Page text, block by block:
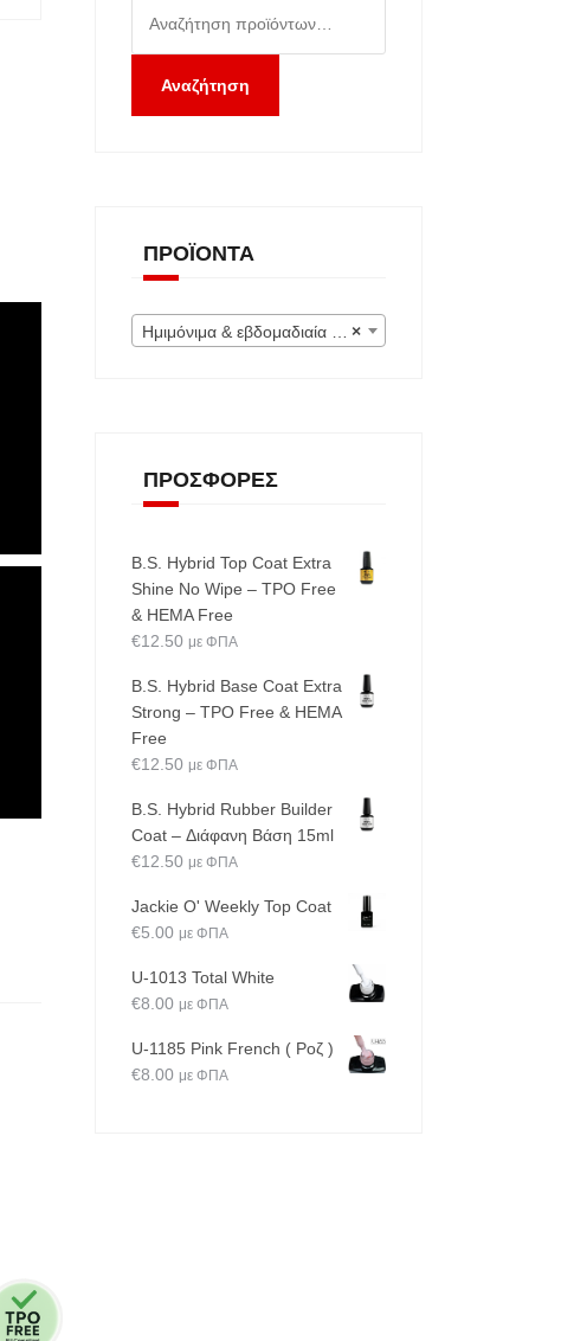
για:
Αναζήτηση
ΠΡΟΪΌΝΤΑ
×
Ημιμόνιμα & εβδομαδιαία (Εκτός) (0)
ΠΡΟΣΦΟΡΈΣ
B.S. Hybrid Top Coat Extra
Shine No Wipe – TPO Free
& HEMA Free
€12.50 με ΦΠΑ
B.S. Hybrid Base Coat Extra
Strong – TPO Free & HEMA
Free
€12.50 με ΦΠΑ
B.S. Hybrid Rubber Builder
Coat – Διάφανη Βάση 15ml
€12.50 με ΦΠΑ
Jackie O' Weekly Top Coat
€5.00 με ΦΠΑ
U-1013 Total White
€8.00 με ΦΠΑ
U-1185 Pink French ( Ροζ )
€8.00 με ΦΠΑ